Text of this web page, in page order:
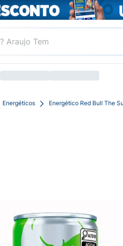
Energéticos Energético Red Bull The